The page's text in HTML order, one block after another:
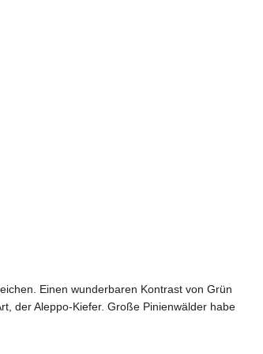
Einen wunderbaren Kontrast von Grün
der Aleppo-Kiefer. Große Pinienwälder habe